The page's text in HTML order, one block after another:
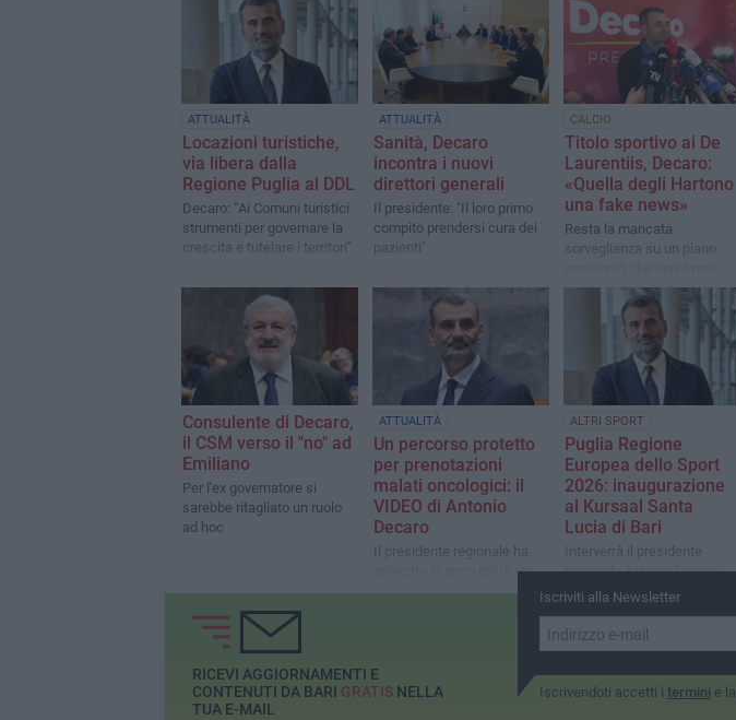
ATTUALITÀ
Locazioni turistiche,
via libera dalla
Regione Puglia al DDL
Decaro: “Ai Comuni turistici
strumenti per governare la
crescita e tutelare i territori”
ATTUALITÀ
Sanità, Decaro
incontra i nuovi
direttori generali
Il presidente: "Il loro primo
compito prendersi cura dei
pazienti"
CALCIO
Titolo sportivo ai De
Laurentiis, Decaro:
«Quella degli Hartono
una fake news»
Resta la mancata
sorveglianza su un piano
cresciuto nel tempo
Consulente di Decaro,
il CSM verso il "no" ad
Emiliano
Per l'ex governatore si
sarebbe ritagliato un ruolo
ad hoc
ATTUALITÀ
Un percorso protetto
per prenotazioni
malati oncologici: il
VIDEO di Antonio
Decaro
Il presidente regionale ha
spiegato in poco più di un
minuto cosa sta cercando di
ALTRI SPORT
Puglia Regione
Europea dello Sport
2026: inaugurazione
al Kursaal Santa
Lucia di Bari
Interverrà il presidente
regionale Antonio Decaro
Iscriviti alla Newsletter
Iscrivendoti accetti i termini e la
RICEVI AGGIORNAMENTI E
CONTENUTI DA BARI GRATISNELLA
TUA E-MAIL